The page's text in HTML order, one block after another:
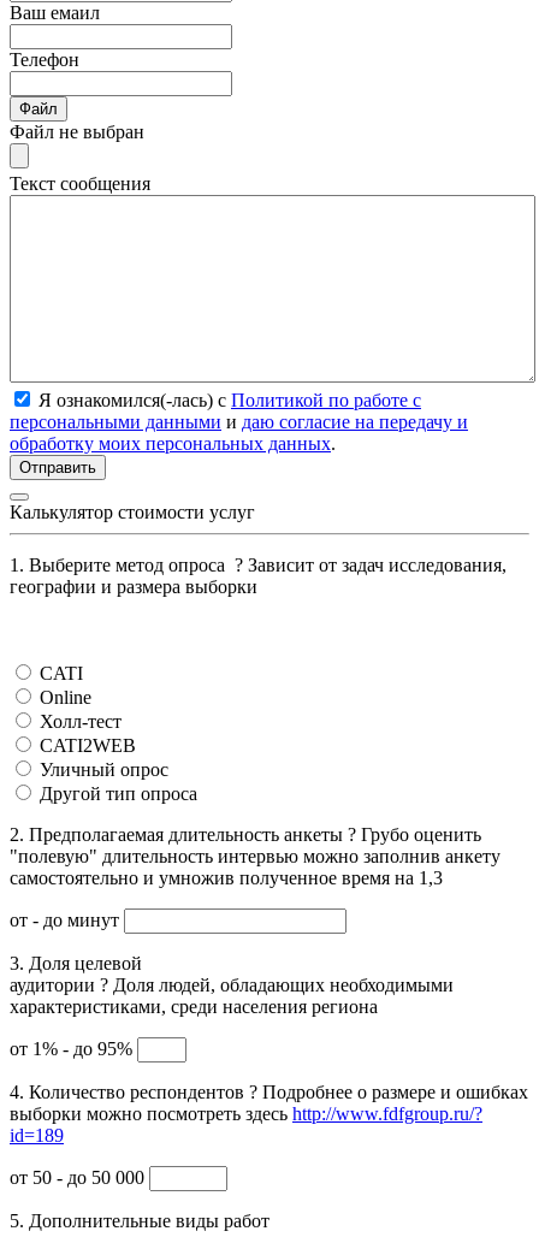
Ваш емаил
Телефон
Файл
Файл не выбран
Текст сообщения
Я ознакомился(-лась) с Политикой по работе с
персональными данными и даю согласие на передачу и
обработку моих персональных данных.
Калькулятор стоимости услуг
1. Выберите метод опроса ? Зависит от задач исследования,
географии и размера выборки
CATI
Online
Холл-тест
CATI2WEB
Уличный опрос
Другой тип опроса
2. Предполагаемая длительность анкеты ? Грубо оценить
"полевую" длительность интервью можно заполнив анкету
самостоятельно и умножив полученное время на 1,3
от - до минут
3. Доля целевой
аудитории ? Доля людей, обладающих необходимыми
характеристиками, среди населения региона
от 1% - до 95%
4. Количество респондентов ? Подробнее о размере и ошибках
выборки можно посмотреть здесь http://www.fdfgroup.ru/?
id=189
от 50 - до 50 000
5. Дополнительные виды работ